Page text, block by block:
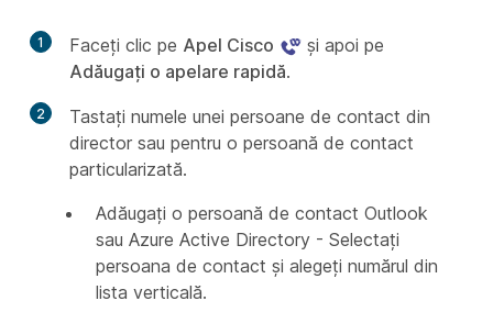
1 Faceți clic pe Apel Cisco
și apoi pe
Adăugați o apelare rapidă.
2
Tastați numele unei persoane de contact din
director sau pentru o persoană de contact
particularizată.
Adăugați o persoană de contact Outlook
sau Azure Active Directory - Selectați
persoana de contact și alegeți numărul din
lista verticală.